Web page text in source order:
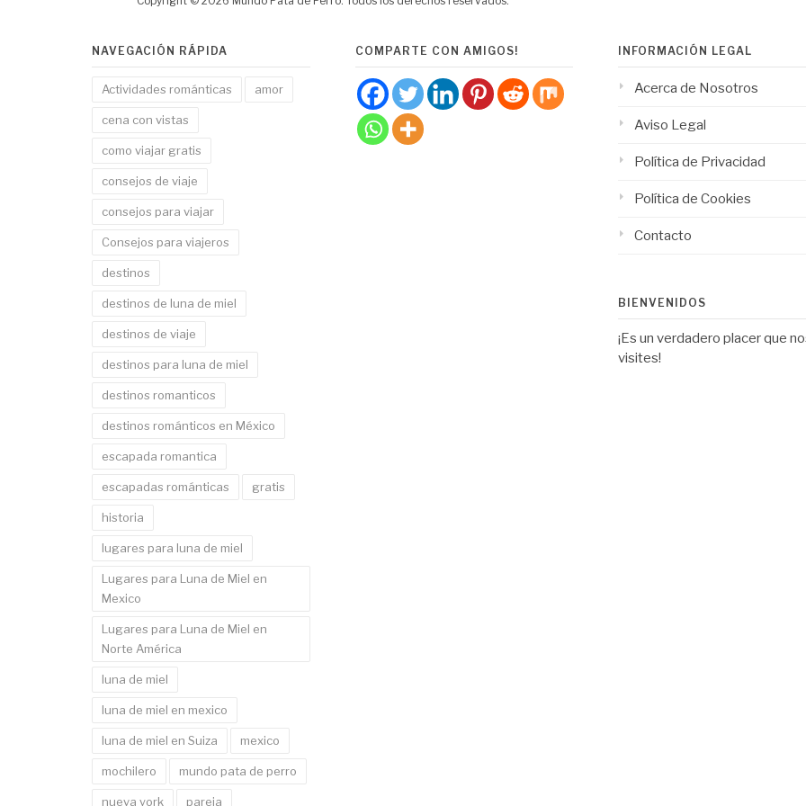
NAVEGACIÓN RÁPIDA
Actividades románticas amor
cena con vistas
como viajar gratis
consejos de viaje
consejos para viajar
Consejos para viajeros
destinos
destinos de luna de miel
destinos de viaje
destinos para luna de miel
destinos romanticos
destinos románticos en México
escapada romantica
escapadas románticas gratis
historia
lugares para luna de miel
Lugares para Luna de Miel en
Mexico
Lugares para Luna de Miel en
Norte América
luna de miel
luna de miel en mexico
luna de miel en Suiza mexico
mochilero mundo pata de perro
nueva york pareja
COMPARTE CON AMIGOS! INFORMACIÓN LEGAL
Acerca de Nosotros
Aviso Legal
Política de Privacidad
Política de Cookies
Contacto
BIENVENIDOS
¡Es un verdadero placer que
visites!